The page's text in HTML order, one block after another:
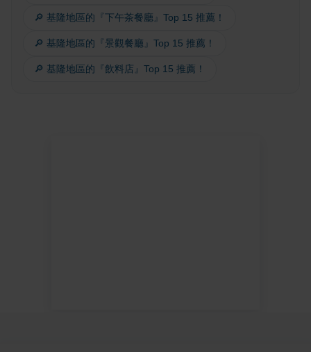
🔎 基隆地區的『下午茶餐廳』Top 15 推薦！
🔎 基隆地區的『景觀餐廳』Top 15 推薦！
🔎 基隆地區的『飲料店』Top 15 推薦！